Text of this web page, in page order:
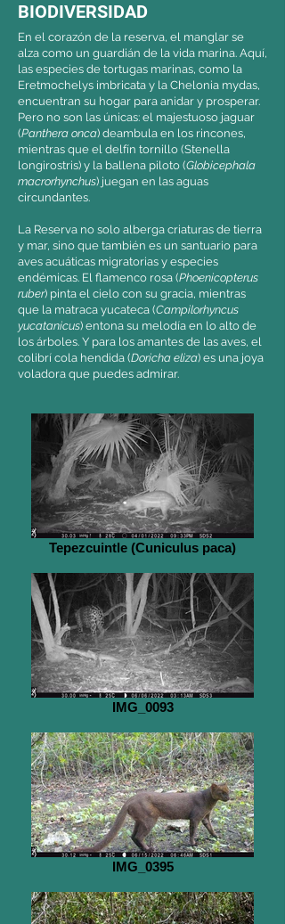
BIODIVERSIDAD
En el corazón de la reserva, el manglar se
alza como un guardián de la vida marina. Aquí,
las especies de tortugas marinas, como la
Eretmochelys imbricata y la Chelonia mydas,
encuentran su hogar para anidar y prosperar.
Pero no son las únicas: el majestuoso jaguar
(Panthera onca) deambula en los rincones,
mientras que el delfín tornillo (Stenella
longirostris) y la ballena piloto (Globicephala
macrorhynchus) juegan en las aguas
circundantes.
La Reserva no solo alberga criaturas de tierra
y mar, sino que también es un santuario para
aves acuáticas migratorias y especies
endémicas. El flamenco rosa (Phoenicopterus
ruber) pinta el cielo con su gracia, mientras
que la matraca yucateca (Campilorhyncus
yucatanicus) entona su melodía en lo alto de
los árboles. Y para los amantes de las aves, el
colibrí cola hendida (Doricha eliza) es una joya
voladora que puedes admirar.
Tepezcuintle (Cuniculus paca)
IMG_0093
IMG_0395